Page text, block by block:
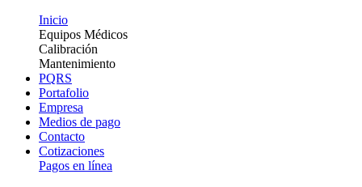
Inicio
Equipos Médicos
Calibración
Mantenimiento
PQRS
Portafolio
Empresa
Medios de pago
Contacto
Cotizaciones
Pagos en línea